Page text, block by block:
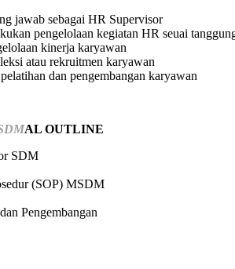
jawab sebagai HR Supervisor
pengelolaan kegiatan HR seuai
kinerja karyawan
atau rekruitmen karyawan
dan pengembangan karyawan
AL OUTLINE
SDM
(SOP) MSDM
Pengembangan